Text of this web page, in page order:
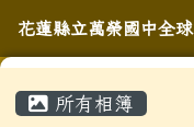
花蓮縣立萬榮
導覽列
花蓮縣立萬榮國中全
所有相簿